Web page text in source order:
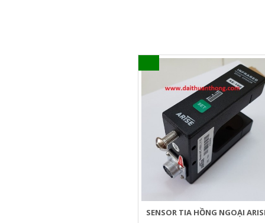
SENSOR TIA HỒNG NGOẠI